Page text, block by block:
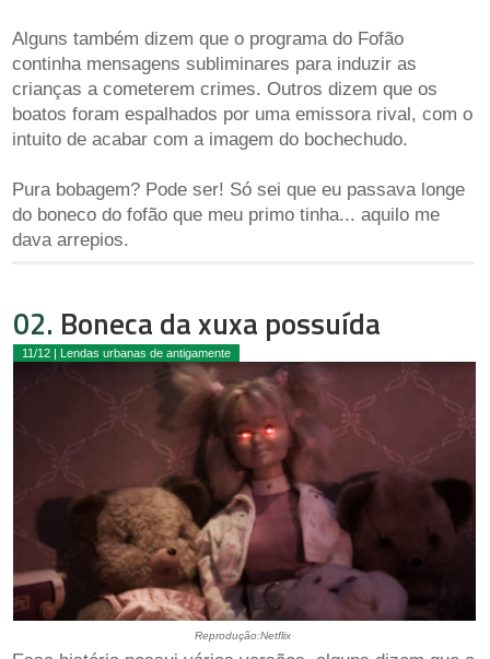
Alguns também dizem que o programa do Fofão
continha mensagens subliminares para induzir as
crianças a cometerem crimes. Outros dizem que os
boatos foram espalhados por uma emissora rival, com o
intuito de acabar com a imagem do bochechudo.
Pura bobagem? Pode ser! Só sei que eu passava longe
do boneco do fofão que meu primo tinha... aquilo me
dava arrepios.
02. Boneca da xuxa possuída
11/12 | Lendas urbanas de antigamente
Reprodução:Netflix